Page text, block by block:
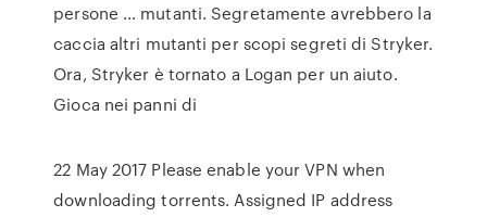
persone … mutanti. Segretamente avrebbero la
caccia altri mutanti per scopi segreti di Stryker.
Ora, Stryker è tornato a Logan per un aiuto.
Gioca nei panni di
22 May 2017 Please enable your VPN when
downloading torrents. Assigned IP address